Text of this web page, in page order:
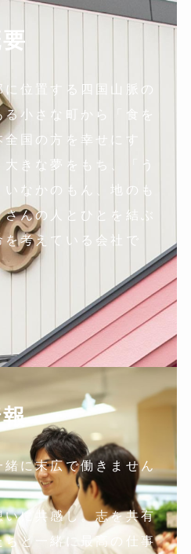
に位置する四国山脈の
る小さな町から「食を
国の方を幸せにす
大きな夢をもち、「う
いなかのもん、地のも
さんの人とひとを結ぶ
を考えている会社で
緒に末広で働きません
いに共感し。志を共有
ちと一緒に最高の仕事